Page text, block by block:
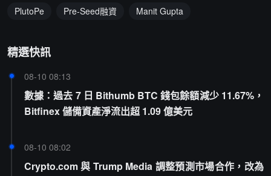
PlutoPe Pre-Seed融資 Manit Gupta
精選快訊
08-10 08:13
數據：過去 7 日 Bithumb BTC 錢包餘額減少 11.67%，
Bitfinex 儲備資產淨流出超 1.09 億美元
08-10 08:02
Crypto.com 與 Trump Media 調整預測市場合作，改為